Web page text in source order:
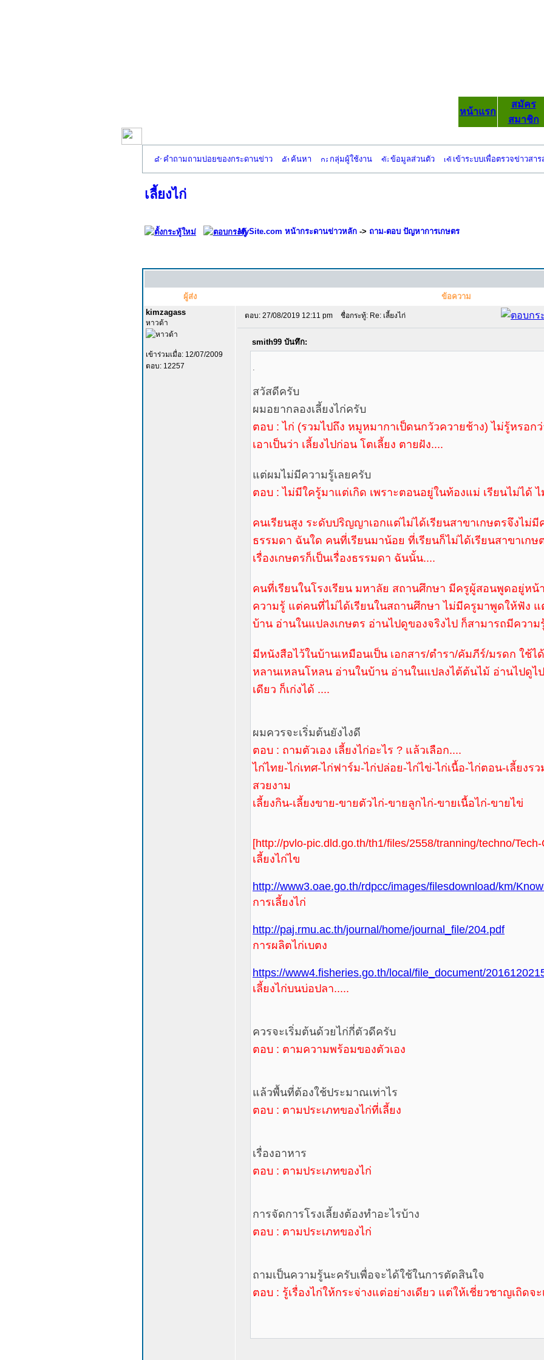
หน้าแรก
สมัคร
สมาชิก
คำถามถามบ่อยของกระดานข่าว ค้นหา กลุ่มผู้ใช้งาน ข้อมูลส่วนตัว เข้าระบบเพื่อตรวจข่าวสา
เลี้ยงไก่
MySite.com หน้ากระดานข่าวหลัก -> ถาม-ตอบ ปัญหาการเกษตร
ผู้ส่ง
ข้อความ
kimzagass
หาวด้า
เข้าร่วมเมื่อ: 12/07/2009
ตอบ: 12257
ตอบ: 27/08/2019 12:11 pm ชื่อกระทู้: Re: เลี้ยงไก่
smith99 บันทึก:
.
สวัสดีครับ
ผมอยากลองเลี้ยงไก่ครับ
ตอบ : ไก่ (รวมไปถึง หมูหมากาเป็ดนกวัวควายช้าง) ไม่รู้หรอกว่
เอาเป็นว่า เลี้ยงไปก่อน โตเลี้ยง ตายฝัง....
แต่ผมไม่มีความรู้เลยครับ
ตอบ : ไม่มีใครู้มาแต่เกิด เพราะตอนอยู่ในท้องแม่ เรียนไม่ได้
คนเรียนสูง ระดับปริญญาเอกแต่ไม่ได้เรียนสาขาเกษตรจึงไม่มี
ธรรมดา ฉันใด คนที่เรียนมาน้อย ที่เรียนก็ไม่ได้เรียนสาขาเก
เรื่องเกษตรก็เป็นเรื่องธรรมดา ฉันนั้น....
คนที่เรียนในโรงเรียน มหาลัย สถานศึกษา มีครูผู้สอนพูดอยู่หน้
ความรู้ แต่คนที่ไม่ได้เรียนในสถานศึกษา ไม่มีครูมาพูดให้ฟัง แ
บ้าน อ่านในแปลงเกษตร อ่านไปดูของจริงไป ก็สามารถมีความ
มีหนังสือไว้ในบ้านเหมือนเป็น เอกสาร/ตำรา/คัมภีร์/มรดก ใช้
หลานเหลนโหลน อ่านในบ้าน อ่านในแปลงไต้ต้นไม้ อ่านไปดูไป
เดียว ก็เก่งได้ ....
ผมควรจะเริ่มต้นยังไงดี
ตอบ : ถามตัวเอง เลี้ยงไก่อะไร ? แล้วเลือก....
ไก่ไทย-ไก่เทศ-ไก่ฟาร์ม-ไก่ปล่อย-ไก่ไข่-ไก่เนื้อ-ไก่ตอน-เลี้ยงรว
สวยงาม
เลี้ยงกิน-เลี้ยงขาย-ขายตัวไก่-ขายลูกไก่-ขายเนื้อไก่-ขายไข่
[http://pvlo-pic.dld.go.th/th1/files/2558/tranning/techno/
เลี้ยงไก่ไข
http://www3.oae.go.th/rdpcc/images/filesdownload/km/
การเลี้ยงไก่
http://paj.rmu.ac.th/journal/home/journal_file/204.pdf
การผลิตไก่เบตง
https://www4.fisheries.go.th/local/file_document/
เลี้ยงไก่บนบ่อปลา.....
ควรจะเริ่มต้นด้วยไก่กี่ตัวดีครับ
ตอบ : ตามความพร้อมของตัวเอง
แล้วพื้นที่ต้องใช้ประมาณเท่าไร
ตอบ : ตามประเภทของไก่ที่เลี้ยง
เรื่องอาหาร
ตอบ : ตามประเภทของไก่
การจัดการโรงเลี้ยงต้องทำอะไรบ้าง
ตอบ : ตามประเภทของไก่
ถามเป็นความรู้นะครับเพื่อจะได้ใช้ในการตัดสินใจ
ตอบ : รู้เรื่องไก่ให้กระจ่างแต่อย่างเดียว แต่ให้เชี่ยวชาญเถิดจะ